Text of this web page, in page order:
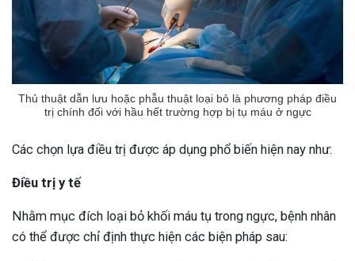
Thủ thuật dẫn lưu hoặc phẫu thuật loại bỏ là phương pháp điều
trị chính đối với hầu hết trường hợp bị tụ máu ở ngực
Các chọn lựa điều trị được áp dụng phổ biến hiện nay như:
Điều trị y tế
Nhằm mục đích loại bỏ khối máu tụ trong ngực, bệnh nhân
có thể được chỉ định thực hiện các biện pháp sau: